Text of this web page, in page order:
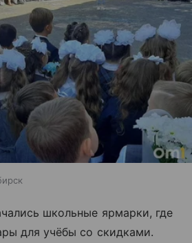
школьные ярмарки, где
для учёбы со скидками.